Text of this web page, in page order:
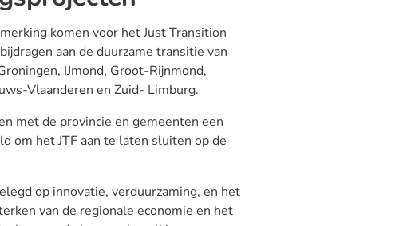
komen voor het Just Transition
aan de duurzame transitie van
IJmond, Groot-Rijnmond,
Vlaanderen en Zuid- Limburg.
met de provincie en gemeenten een
om het JTF aan te laten sluiten op de
op innovatie, verduurzaming, en het
van de regionale economie en het